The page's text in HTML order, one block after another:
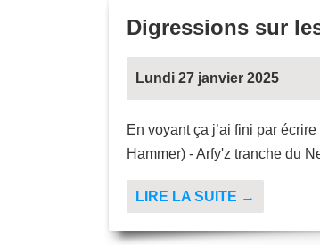
Digressions sur
Lundi 27 janvier 2025
En voyant ça j’ai fini par
Hammer) - Arfy'z tranche du
LIRE LA SUITE →